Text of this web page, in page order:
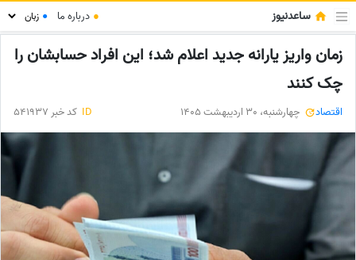
ساعدنیوز ● درباره ما ●
زمان واریز یارانه جدید اعلام شد؛ این افراد حسابشان را
چک کنند
اقتصاد چهارشنبه، 30 اردیبهشت 1405 ID کد خبر 541937